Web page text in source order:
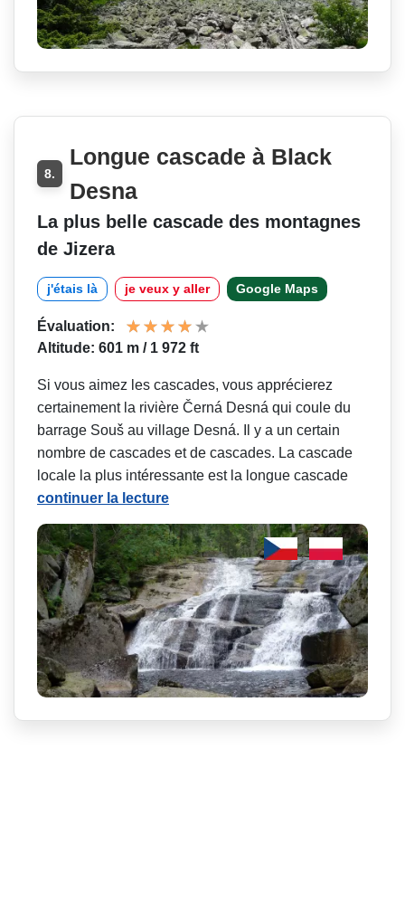
8.
Longue cascade à Black
Desna
La plus belle cascade des montagnes
de Jizera
j'étais là je veux y aller Google Maps
Évaluation:
Altitude: 601 m / 1 972 ft
Si vous aimez les cascades, vous apprécierez
certainement la rivière Černá Desná qui coule du
barrage Souš au village Desná. Il y a un certain
nombre de cascades et de cascades. La cascade
locale la plus intéressante est la longue cascade
continuer la lecture